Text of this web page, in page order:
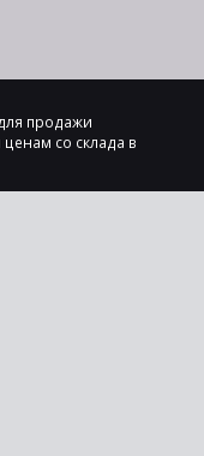
продажи
со склада в